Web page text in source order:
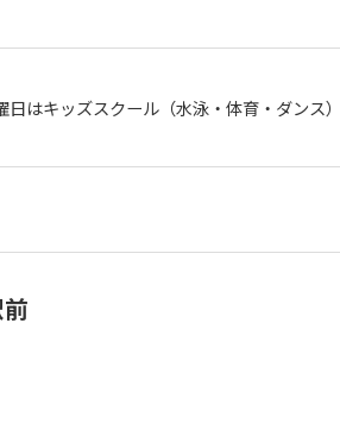
はキッズスクール（水泳・体育・ダンス